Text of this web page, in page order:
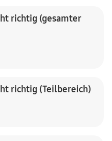
richtig (gesamter
richtig (Teilbereich)